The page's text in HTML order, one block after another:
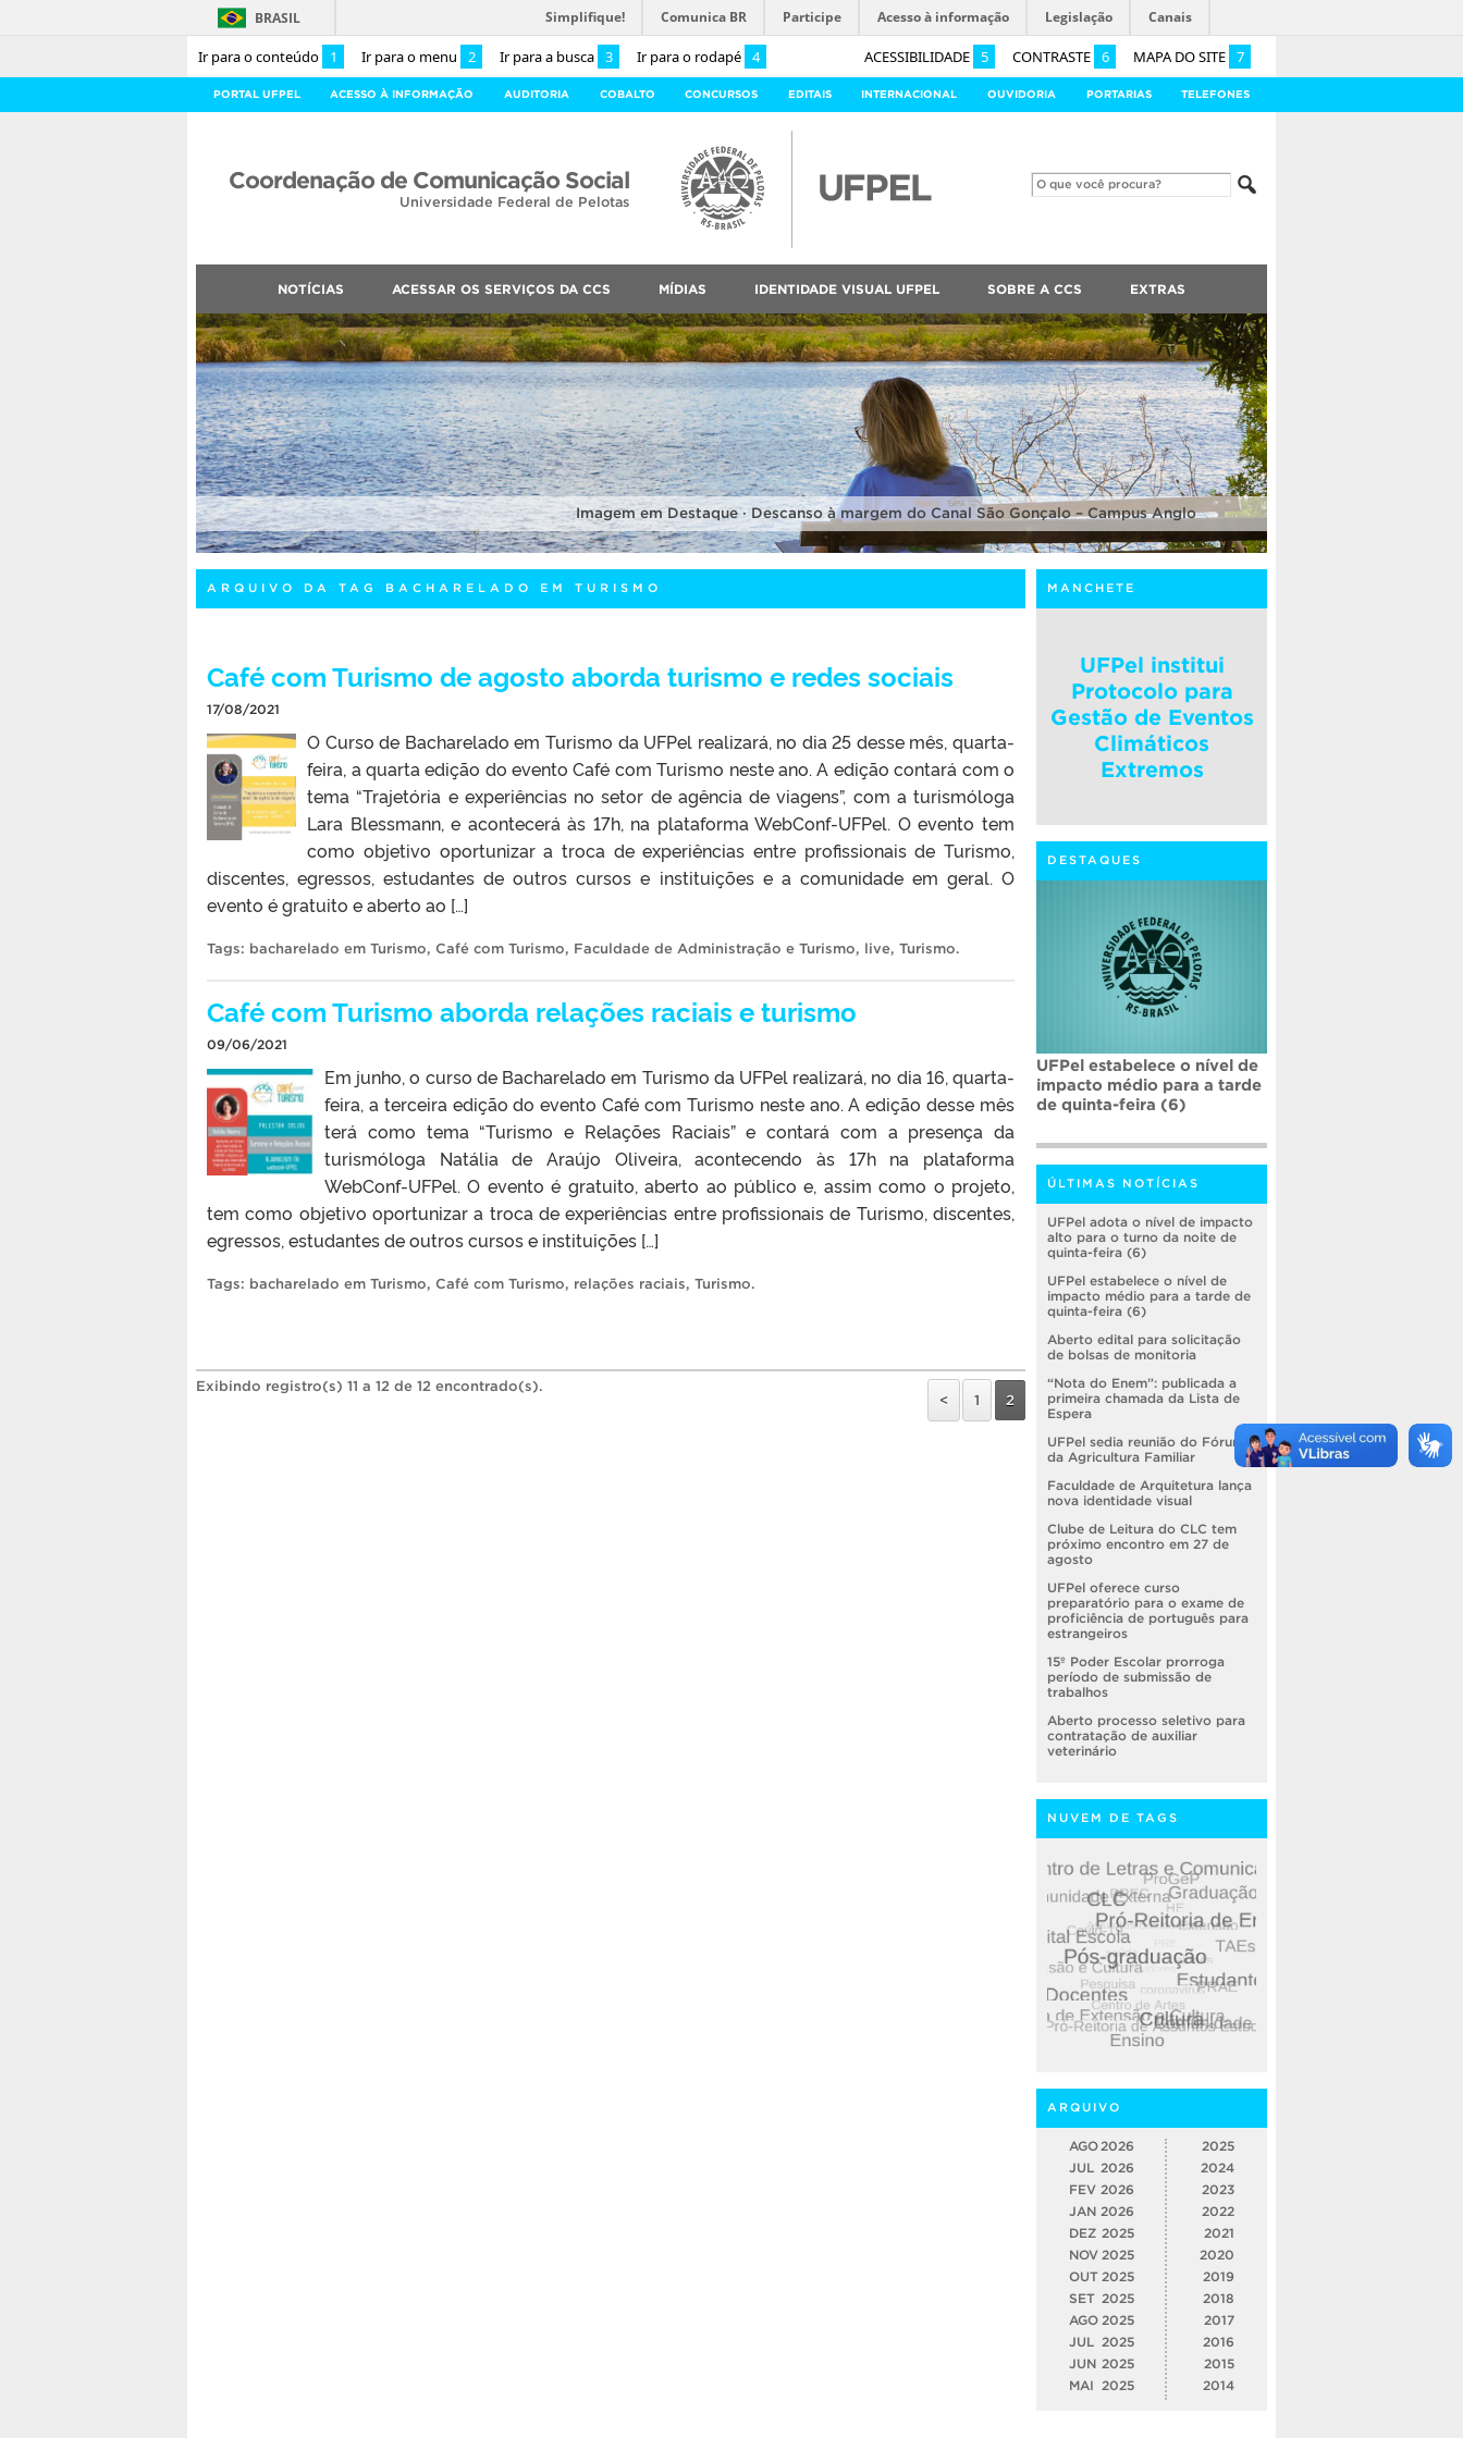
Ir para o conteúdo 1 Ir para o menu 2 Ir para a busca 3 Ir para o rodapé 4 ACESSIBILIDADE 5 CONTRASTE 6 MAPA DO SITE 7
BRASIL Simplifique! Comunica BR Participe Acesso à informação Legislação Canais
PORTAL UFPEL ACESSO À INFORMAÇÃO AUDITORIA COBALTO CONCURSOS EDITAIS INTERNACIONAL OUVIDORIA PORTARIAS TELEFONES
Coordenação de Comunicação Social
Universidade Federal de Pelotas
NOTÍCIAS ACESSAR OS SERVIÇOS DA CCS MÍDIAS IDENTIDADE VISUAL UFPEL SOBRE A CCS EXTRAS
Imagem em Destaque · Descanso à margem do Canal São Gonçalo – Campus Anglo
ARQUIVO DA TAG BACHARELADO EM TURISMO
Café com Turismo de agosto aborda turismo e redes sociais
17/08/2021
O Curso de Bacharelado em Turismo da UFPel realizará, no dia 25 desse mês, quarta-
feira, a quarta edição do evento Café com Turismo neste ano. A edição contará com o
tema “Trajetória e experiências no setor de agência de viagens”, com a turismóloga
Lara Blessmann, e acontecerá às 17h, na plataforma WebConf-UFPel. O evento tem
como objetivo oportunizar a troca de experiências entre profissionais de Turismo,
discentes, egressos, estudantes de outros cursos e instituições e a comunidade em geral. O
evento é gratuito e aberto ao […]
Tags: bacharelado em Turismo, Café com Turismo, Faculdade de Administração e Turismo, live, Turismo.
Café com Turismo aborda relações raciais e turismo
09/06/2021
Em junho, o curso de Bacharelado em Turismo da UFPel realizará, no dia 16, quarta-
feira, a terceira edição do evento Café com Turismo neste ano. A edição desse mês
terá como tema “Turismo e Relações Raciais” e contará com a presença da
turismóloga Natália de Araújo Oliveira, acontecendo às 17h na plataforma
WebConf-UFPel. O evento é gratuito, aberto ao público e, assim como o projeto,
tem como objetivo oportunizar a troca de experiências entre profissionais de Turismo, discentes,
egressos, estudantes de outros cursos e instituições […]
Tags: bacharelado em Turismo, Café com Turismo, relações raciais, Turismo.
Exibindo registro(s) 11 a 12 de 12 encontrado(s).
<
1 2
MANCHETE
UFPel institui
Protocolo para
Gestão de Eventos
Climáticos
Extremos
DESTAQUES
UFPel estabelece o nível de
impacto médio para a tarde
de quinta-feira (6)
ÚLTIMAS NOTÍCIAS
UFPel adota o nível de impacto
alto para o turno da noite de
quinta-feira (6)
UFPel estabelece o nível de
impacto médio para a tarde de
quinta-feira (6)
Aberto edital para solicitação
de bolsas de monitoria
“Nota do Enem”: publicada a
primeira chamada da Lista de
Espera
UFPel sedia reunião do Fórum
da Agricultura Familiar
Faculdade de Arquitetura lança
nova identidade visual
Clube de Leitura do CLC tem
próximo encontro em 27 de
agosto
UFPel oferece curso
preparatório para o exame de
proficiência de português para
estrangeiros
15º Poder Escolar prorroga
período de submissão de
trabalhos
Aberto processo seletivo para
contratação de auxiliar
veterinário
NUVEM DE TAGS
ARQUIVO
AGO 2026
JUL 2026
FEV 2026
JAN 2026
DEZ 2025
NOV 2025
OUT 2025
SET 2025
AGO 2025
JUL
2025
JUN 2025
MAI
2025
2025
2024
2023
2022
2021
2020
2019
2018
2017
2016
2015
2014